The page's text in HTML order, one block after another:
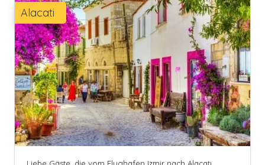
Liebe Gäste, die vom Flughafen Izmir nach Alaçatı
Alacati